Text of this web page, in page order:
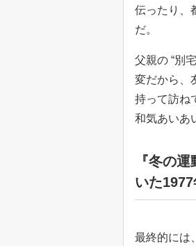
伝ったり、
だ。
父親の “別
変だから、
持って訪ね
和気あいあ
『冬の
いた
最終的には